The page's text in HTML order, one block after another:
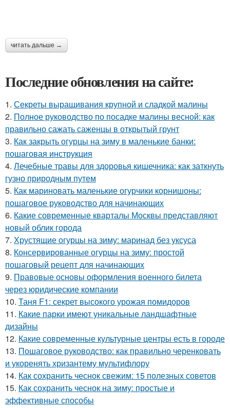
читать дальше →
Последние обновления на сайте:
1. Секреты выращивания крупной и сладкой малины
2. Полное руководство по посадке малины весной: как
правильно сажать саженцы в открытый грунт
3. Как закрыть огурцы на зиму в маленькие банки:
пошаговая инструкция
4. Лечебные травы для здоровья кишечника: как заткнуть
гузно природным путем
5. Как мариновать маленькие огурчики корнишоны:
пошаговое руководство для начинающих
6. Какие современные кварталы Москвы представляют
новый облик города
7. Хрустящие огурцы на зиму: маринад без уксуса
8. Консервированные огурцы на зиму: простой
пошаговый рецепт для начинающих
9. Правовые основы оформления военного билета
через юридические компании
10. Таня F1: секрет высокого урожая помидоров
11. Какие парки имеют уникальные ландшафтные
дизайны
12. Какие современные культурные центры есть в городе
13. Пошаговое руководство: как правильно черенковать
и укоренять хризантему мультифлору
14. Как сохранить чеснок свежим: 15 полезных советов
15. Как сохранить чеснок на зиму: простые и
эффективные способы